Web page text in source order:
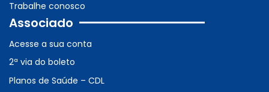
Trabalhe conosco
Associado
Acesse a sua conta
2ª via do boleto
Planos de Saúde – CDL